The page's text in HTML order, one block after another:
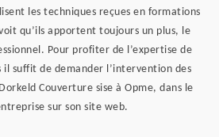
les techniques reçues en formations
qu’ils apportent toujours un plus, le
Pour profiter de l’expertise de
il suffit de demander l’intervention des
Couverture sise à Opme, dans le
sur son site web.